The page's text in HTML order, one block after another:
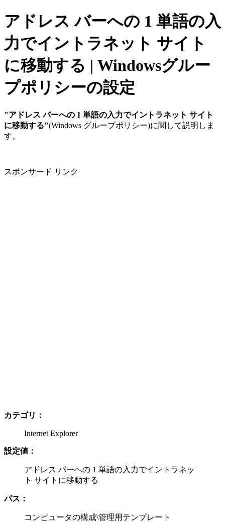
アドレス バーへの 1 単語の入
力でイントラネット サイト
に移動する | Windowsグルー
プポリシーの設定
"アドレス バーへの 1 単語の入力でイントラネット サイト
に移動する"(Windows グループポリシー)に関して説明しま
す。
スポンサード リンク
カテゴリ：
Internet Explorer
設定値：
アドレス バーへの 1 単語の入力でイントラネッ
ト サイトに移動する
パス：
コンピュータの構成\管理用テンプレート